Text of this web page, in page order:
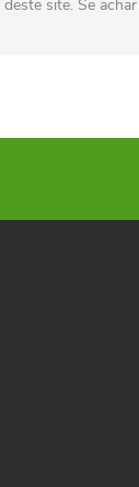
site. Se achar